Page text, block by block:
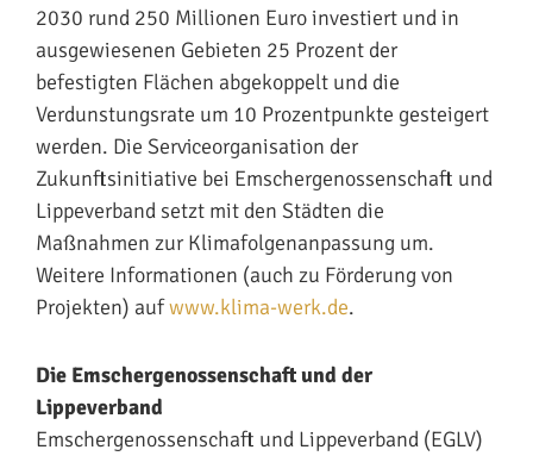
2030 rund 250 Millionen Euro investiert und in
ausgewiesenen Gebieten 25 Prozent der
befestigten Flächen abgekoppelt und die
Verdunstungsrate um 10 Prozentpunkte gesteigert
werden. Die Serviceorganisation der
Zukunftsinitiative bei Emschergenossenschaft und
Lippeverband setzt mit den Städten die
Maßnahmen zur Klimafolgenanpassung um.
Weitere Informationen (auch zu Förderung von
Projekten) aufwww.klima-werk.de.
Die Emschergenossenschaft und der
Lippeverband
Emschergenossenschaft und Lippeverband (EGLV)